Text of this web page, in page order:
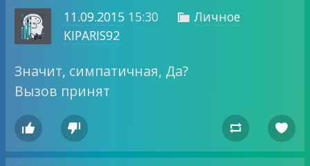
11.09.2015 15:30  Личное
KIPARIS92
Значит, симпатичная, Да?
Вызов принят
   